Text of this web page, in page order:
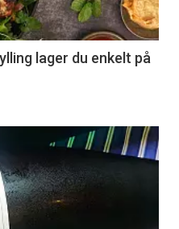
lager du enkelt på